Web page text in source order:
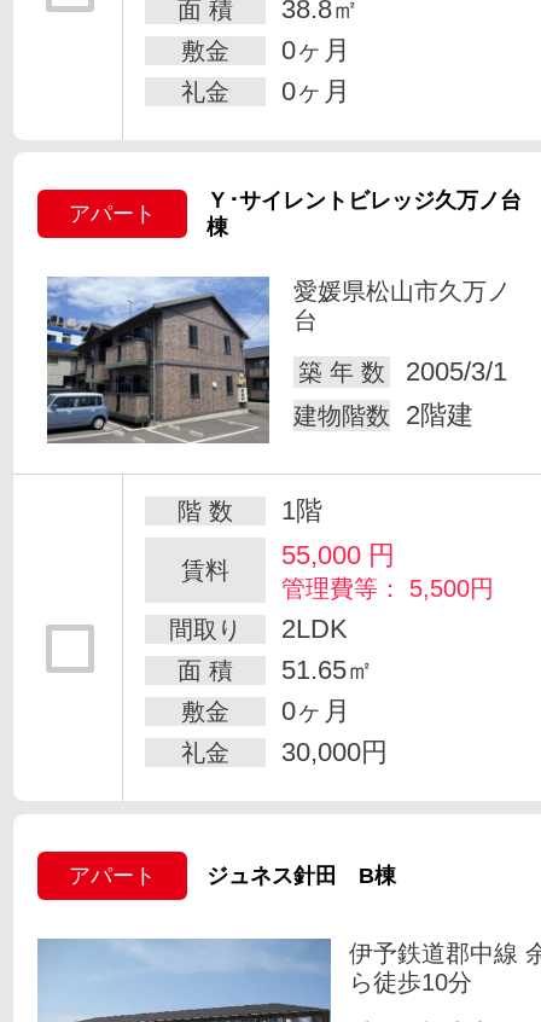
面 積 38.8㎡
敷金 0ヶ月
礼金 0ヶ月
アパート
Ｙ･サイレントビレッジ久万ノ
棟
愛媛県松山市久万ノ
台
築 年 数
2005/3/1
建物階数 2階建
階 数 1階
賃料 55,000 円
管理費等： 5,500円
間取り
2LDK
面 積 51.65㎡
敷金 0ヶ月
礼金 30,000円
アパート ジュネス針田 B棟
伊予鉄道郡中線
ら徒歩10分